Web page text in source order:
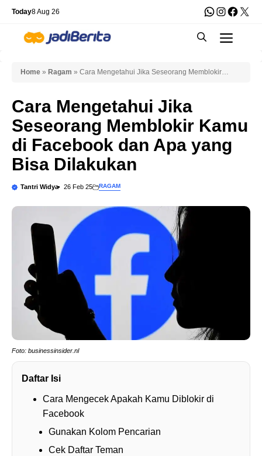
Skip
content
Today8 Aug 26 WhatsApp
X
Home » Ragam » Cara Mengetahui Jika Seseorang Memblokir
Cara Mengetahui Jika
Seseorang Memblokir Kamu
di Facebook dan Apa yang
Bisa Dilakukan
Tantri Widya 26 Feb 25 RAGAM
Foto: businessinsider.nl
Daftar Isi
Cara Mengecek Apakah Kamu Diblokir di
Facebook
Gunakan Kolom Pencarian
Cek Daftar Teman